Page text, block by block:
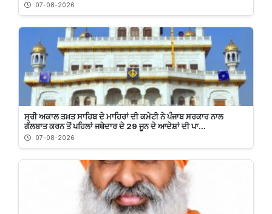
07-08-2026
ਸ੍ਰੀ ਅਕਾਲ ਤਖ਼ਤ ਸਾਹਿਬ ਦੇ ਮਾਹਿਰਾਂ ਦੀ ਕਮੇਟੀ ਨੇ ਪੰਜਾਬ ਸਰਕਾਰ ਨਾਲ
ਗੱਲਬਾਤ ਕਰਨ ਤੋਂ ਪਹਿਲਾਂ ਜਥੇਦਾਰ ਦੇ 29 ਜੂਨ ਦੇ ਆਦੇਸ਼ਾਂ ਦੀ ਪਾ...
07-08-2026